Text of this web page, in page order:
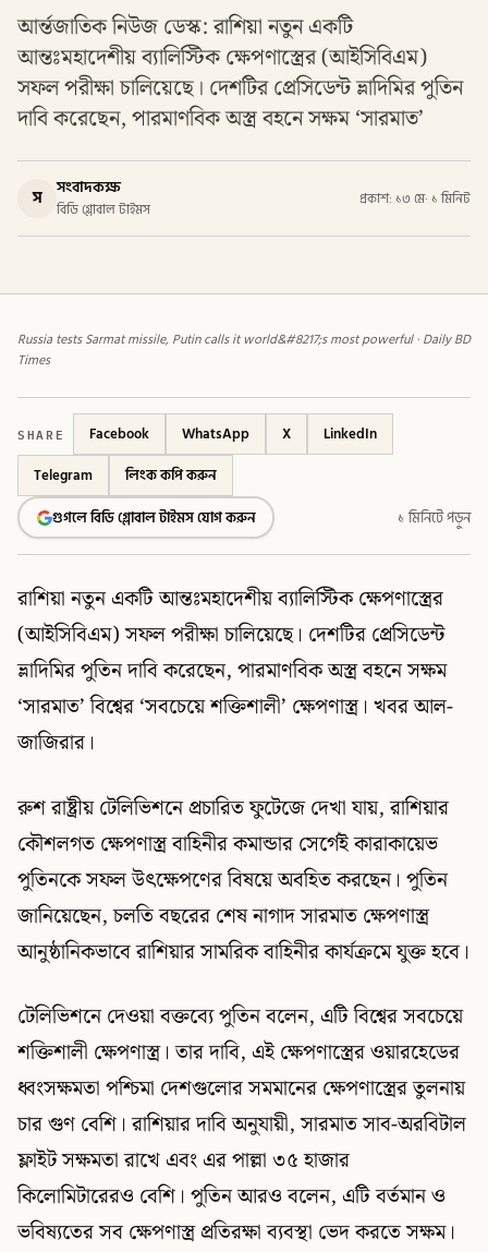
আর্ন্তজাতিক নিউজ ডেস্ক: রাশিয়া নতুন একটি
আন্তঃমহাদেশীয় ব্যালিস্টিক ক্ষেপণাস্ত্রের (আইসিবিএম)
সফল পরীক্ষা চালিয়েছে। দেশটির প্রেসিডেন্ট ভ্লাদিমির পুতিন
দাবি করেছেন, পারমাণবিক অস্ত্র বহনে সক্ষম ‘সারমাত’
স সংবাদকক্ষ
বিডি গ্লোবাল টাইমস
প্রকাশ: ১৩ মে· ১ মিনিট
Russia tests Sarmat missile, Putin calls it world&#8217;s most powerful · Daily BD
Times
SHARE Facebook WhatsApp X
LinkedIn
Telegram
লিংক কপি করুন
গুগলে বিডি গ্লোবাল টাইমস যোগ করুন
১ মিনিটে পড়ুন
রাশিয়া নতুন একটি আন্তঃমহাদেশীয় ব্যালিস্টিক ক্ষেপণাস্ত্রের
(আইসিবিএম) সফল পরীক্ষা চালিয়েছে। দেশটির প্রেসিডেন্ট
ভ্লাদিমির পুতিন দাবি করেছেন, পারমাণবিক অস্ত্র বহনে সক্ষম
‘সারমাত’ বিশ্বের ‘সবচেয়ে শক্তিশালী’ ক্ষেপণাস্ত্র। খবর আল-
জাজিরার।
রুশ রাষ্ট্রীয় টেলিভিশনে প্রচারিত ফুটেজে দেখা যায়, রাশিয়ার
কৌশলগত ক্ষেপণাস্ত্র বাহিনীর কমান্ডার সের্গেই কারাকায়েভ
পুতিনকে সফল উৎক্ষেপণের বিষয়ে অবহিত করছেন। পুতিন
জানিয়েছেন, চলতি বছরের শেষ নাগাদ সারমাত ক্ষেপণাস্ত্র
আনুষ্ঠানিকভাবে রাশিয়ার সামরিক বাহিনীর কার্যক্রমে যুক্ত হবে।
টেলিভিশনে দেওয়া বক্তব্যে পুতিন বলেন, এটি বিশ্বের সবচেয়ে
শক্তিশালী ক্ষেপণাস্ত্র। তার দাবি, এই ক্ষেপণাস্ত্রের ওয়ারহেডের
ধ্বংসক্ষমতা পশ্চিমা দেশগুলোর সমমানের ক্ষেপণাস্ত্রের তুলনায়
চার গুণ বেশি। রাশিয়ার দাবি অনুযায়ী, সারমাত সাব-অরবিটাল
ফ্লাইট সক্ষমতা রাখে এবং এর পাল্লা ৩৫ হাজার
কিলোমিটারেরও বেশি। পুতিন আরও বলেন, এটি বর্তমান ও
ভবিষ্যতের সব ক্ষেপণাস্ত্র প্রতিরক্ষা ব্যবস্থা ভেদ করতে সক্ষম।